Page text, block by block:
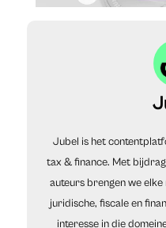
Jubel is het
tax & finance. Met
auteurs brengen we
juridische, fiscale en
interesse in die